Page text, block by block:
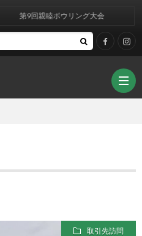
第9回親睦ボウリング大会
取引先訪問